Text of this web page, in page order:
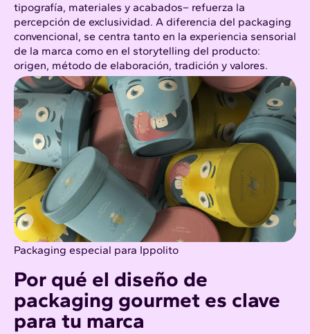
tipografía, materiales y acabados– refuerza la
percepción de exclusividad. A diferencia del packaging
convencional, se centra tanto en la experiencia sensorial
de la marca como en el storytelling del producto:
origen, método de elaboración, tradición y valores.
Packaging especial para Ippolito
Por qué el diseño de
packaging gourmet es clave
para tu marca